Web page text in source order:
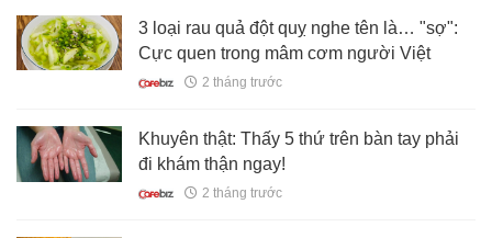
3 loại rau quả đột quỵ nghe tên là… "sợ":
Cực quen trong mâm cơm người Việt
2 tháng trước
Khuyên thật: Thấy 5 thứ trên bàn tay phải
đi khám thận ngay!
2 tháng trước